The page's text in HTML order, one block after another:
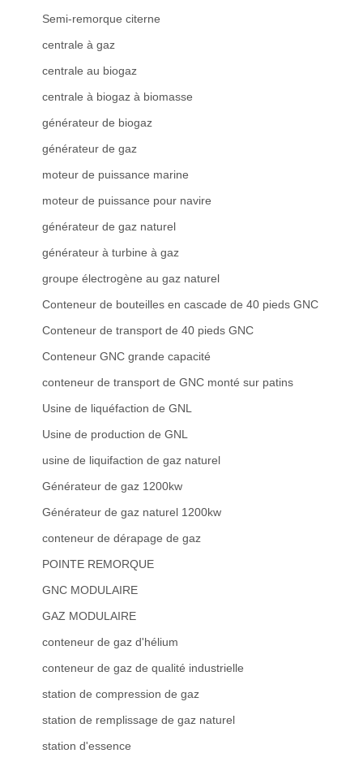
Semi-remorque citerne
centrale à gaz
centrale au biogaz
centrale à biogaz à biomasse
générateur de biogaz
générateur de gaz
moteur de puissance marine
moteur de puissance pour navire
générateur de gaz naturel
générateur à turbine à gaz
groupe électrogène au gaz naturel
Conteneur de bouteilles en cascade de 40 pieds GNC
Conteneur de transport de 40 pieds GNC
Conteneur GNC grande capacité
conteneur de transport de GNC monté sur patins
Usine de liquéfaction de GNL
Usine de production de GNL
usine de liquifaction de gaz naturel
Générateur de gaz 1200kw
Générateur de gaz naturel 1200kw
conteneur de dérapage de gaz
POINTE REMORQUE
GNC MODULAIRE
GAZ MODULAIRE
conteneur de gaz d'hélium
conteneur de gaz de qualité industrielle
station de compression de gaz
station de remplissage de gaz naturel
station d'essence